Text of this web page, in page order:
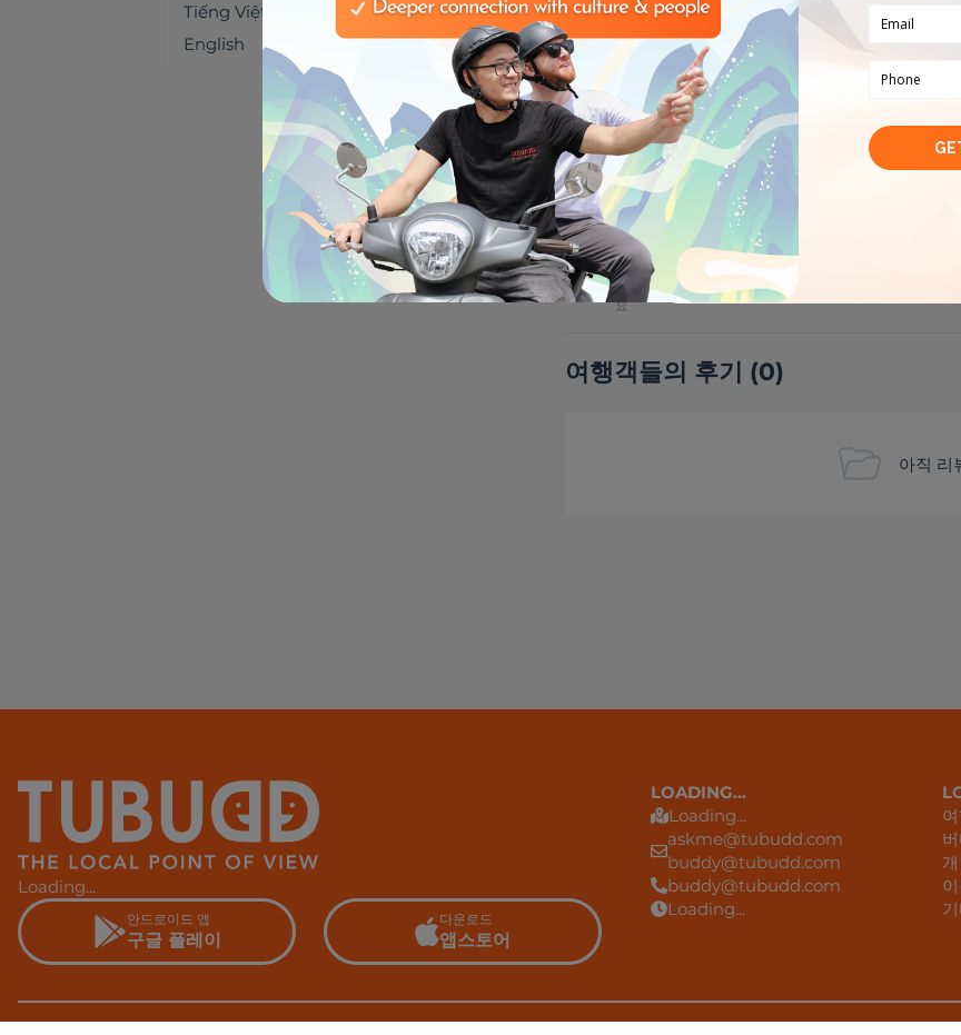
Tiếng Việt
English
음식 및 음료
나이트라이프
모험적인 경험
내 취미
🏈
스포츠
🎸
음악
🌮
👶
아이들과 잘 어울려
요
여행객들의 후기 (0)
아직 리
Loading...
안드로이드 앱
구글 플레이
다운로드
앱스토어
LOADING...
Loading...
askme@tubudd.com
buddy@tubudd.com
buddy@tubudd.com
Loading...